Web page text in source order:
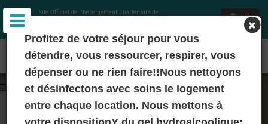
Site Officiel de l'hébergement , partenaire de
APPARTEMENT BATIER ROYAN ATLANTIQUE
Profitez de votre séjour pour vous
détendre, vous ressourcer, respirer, vous
dépenser ou ne rien faire!!Nous nettoyons
et désinfectons avec soins le logement
entre chaque location. Nous mettons à